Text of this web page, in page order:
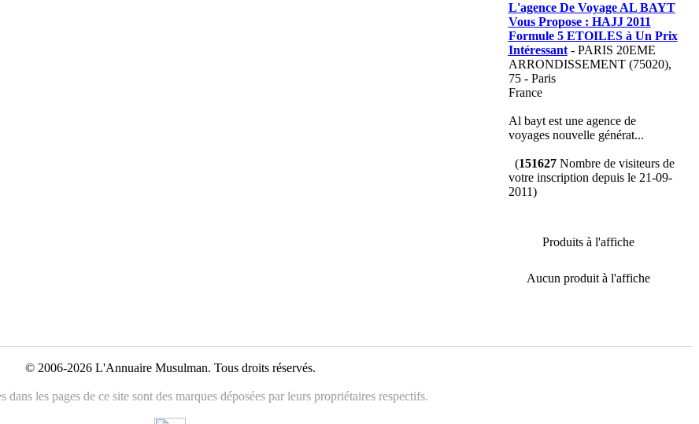
L'agence De Voyage AL BAYT
Vous Propose : HAJJ 2011
Formule 5 ETOILES à Un Prix
Intéressant- PARIS 20EME
ARRONDISSEMENT (75020),
75 - Paris
France
Al bayt est une agence de
voyages nouvelle générat...
(151627Nombre de visiteurs de
votre inscription depuis le 21-09-
2011)
Produits à l'affiche
Aucun produit à l'affiche
© 2006-2026 L'Annuaire Musulman. Tous droits réservés.
dans les pages de ce site sont des marques déposées par leurs propriétaires respectifs.